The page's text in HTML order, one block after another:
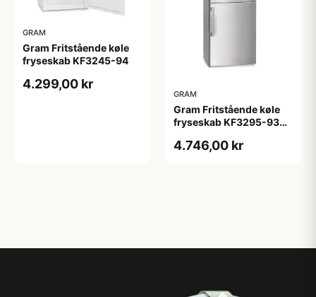
GRAM
Gram Fritstående køle
fryseskab KF3245-94
4.299,00 kr
GRAM
Gram Fritstående køle
fryseskab KF3295-93
4.746,00 kr